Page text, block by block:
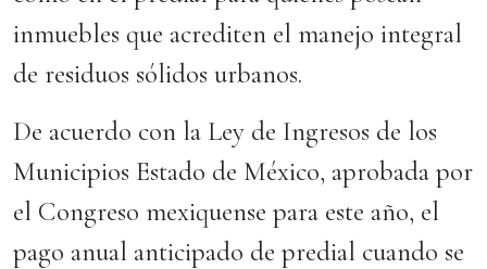
inmuebles que acrediten el manejo integral
de residuos sólidos urbanos.
De acuerdo con la Ley de Ingresos de los
Municipios Estado de México, aprobada por
el Congreso mexiquense para este año, el
pago anual anticipado de predial cuando se